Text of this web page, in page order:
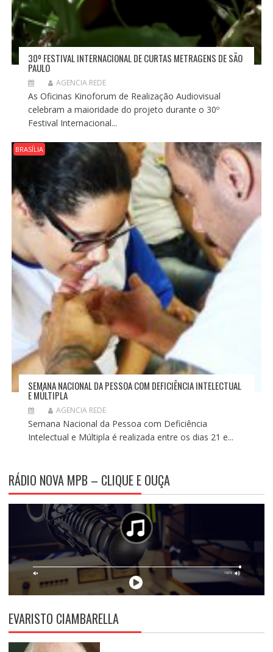
30º FESTIVAL INTERNACIONAL DE CURTAS METRAGENS DE SÃO
PAULO
AGENCIA REDE
As Oficinas Kinoforum de Realização Audiovisual
celebram a maioridade do projeto durante o 30º
Festival Internacional...
BRASÍLIA
SEMANA NACIONAL DA PESSOA COM DEFICIÊNCIA INTELECTUAL
E MÚLTIPLA
AGENCIA REDE
Semana Nacional da Pessoa com Deficiência
Intelectual e Múltipla é realizada entre os dias 21 e...
RÁDIO NOVA MPB – CLIQUE E OUÇA
EVARISTO CIAMBARELLA